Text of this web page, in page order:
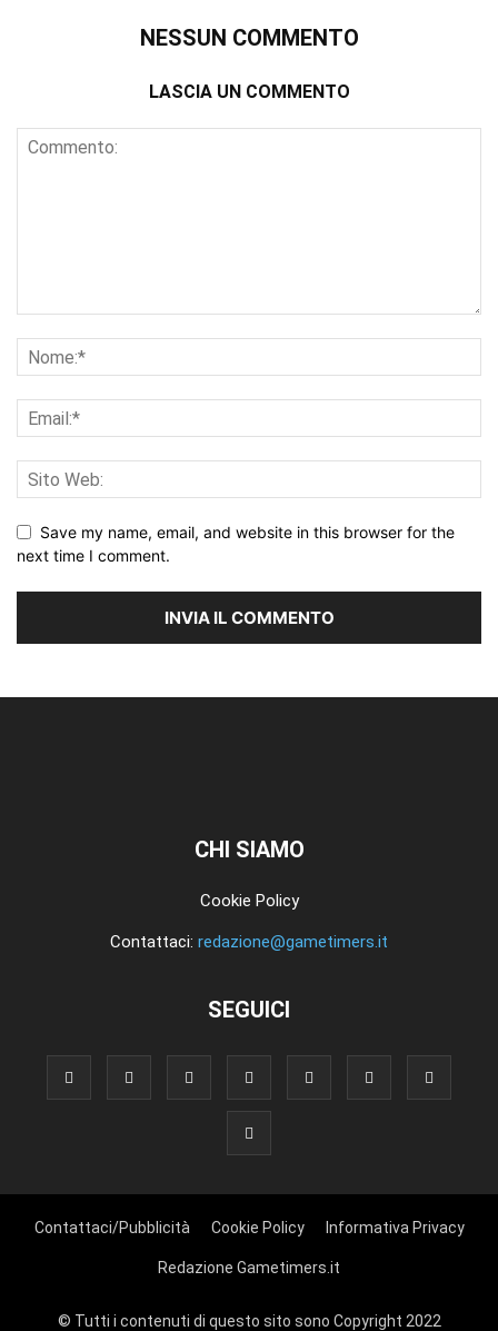
NESSUN COMMENTO
LASCIA UN COMMENTO
Save my name, email, and website in this browser for the
next time I comment.
CHI SIAMO
Cookie Policy
Contattaci: redazione@gametimers.it
SEGUICI
Contattaci/Pubblicità Cookie Policy Informativa Privacy
Redazione Gametimers.it
© Tutti i contenuti di questo sito sono Copyright 2022